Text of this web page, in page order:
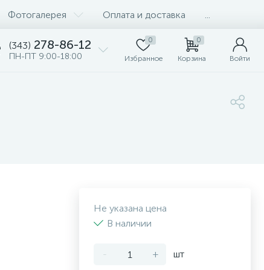
Фотогалерея Оплата и доставка
(343) 278-86-12
ПН-ПТ 9:00-18:00
0
Избранное
0
Корзина Войти
Не указана цена
В наличии
- + шт